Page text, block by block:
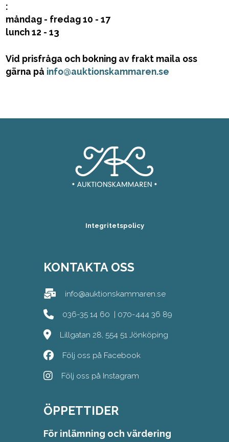
:
måndag - fredag 10 - 17
lunch 12 - 13
Vid prisfråga och bokning av frakt maila oss
gärna på info@auktionskammaren.se
Integritetspolicy
KONTAKTA OSS
info@auktionskammaren.se
036-35 14 60 | 070-444 36 89
Lillgatan 28, 554 51 Jönköping
Följ oss på Facebook
Följ oss på Instagram
ÖPPETTIDER
För inlämning och värdering